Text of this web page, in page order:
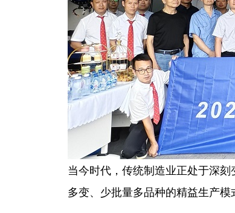
当今时代，传统制造业正处于深
多变、少批量多品种的精益生产